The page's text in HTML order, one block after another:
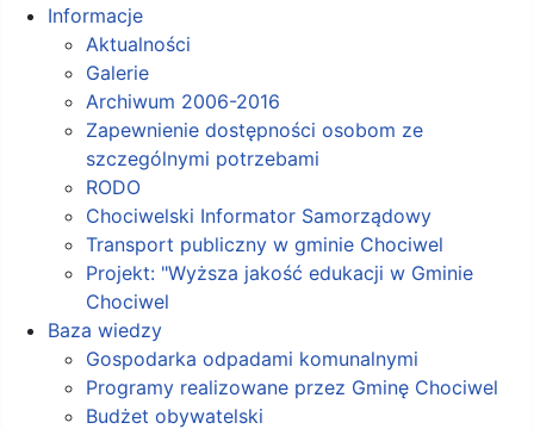
Informacje
Aktualności
Galerie
Archiwum 2006-2016
Zapewnienie dostępności osobom ze
szczególnymi potrzebami
RODO
Chociwelski Informator Samorządowy
Transport publiczny w gminie Chociwel
Projekt: "Wyższa jakość edukacji w Gminie
Chociwel
Baza wiedzy
Gospodarka odpadami komunalnymi
Programy realizowane przez Gminę Chociwel
Budżet obywatelski